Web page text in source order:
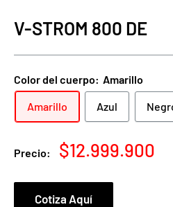
V-STROM 800 DE
Color del cuerpo: Amarillo
Amarillo Azul
Precio:
Precio
venta
$12.999.900
Cotiza Aquí